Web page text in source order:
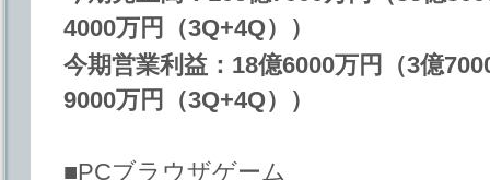
4000万円（3Q+4Q））
今期営業利益：18億6000万円（3億
9000万円（3Q+4Q））
■PCブラウザゲーム